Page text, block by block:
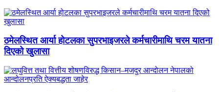
ठमेलस्थित आर्या होटलका सुपरभाइजरले कर्मचारीमाथि चरम यातना
दिएको खुलासा